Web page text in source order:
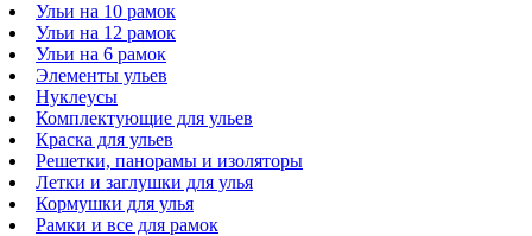
Ульи на 10 рамок
Ульи на 12 рамок
Ульи на 6 рамок
Элементы ульев
Нуклеусы
Комплектующие для ульев
Краска для ульев
Решетки, панорамы и изоляторы
Летки и заглушки для улья
Кормушки для улья
Рамки и все для рамок